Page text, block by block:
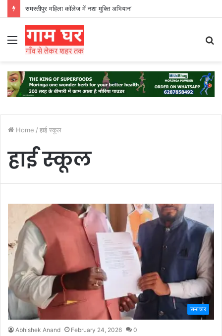
समस्तीपुर महिला कॉलेज में नशा मुक्ति अभियान’
Menu
Home / हाई स्कूल
हाई स्कूल
समाचार
Abhishek Anand February 24, 2026 0